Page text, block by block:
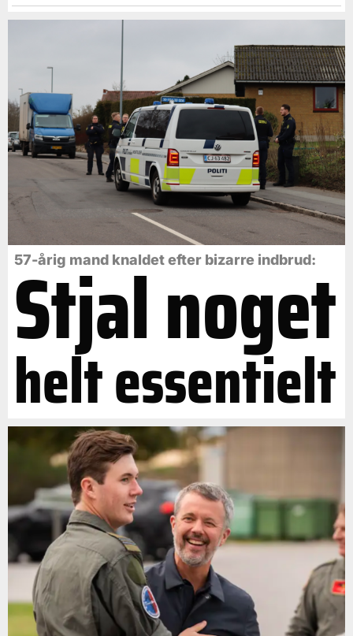
57-årig mand knaldet efter bizarre indbrud:
Stjal noget
helt essentielt